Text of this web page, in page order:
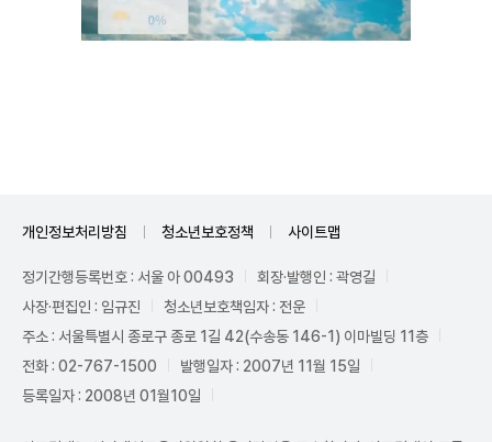
개인정보처리방침 청소년보호정책 사이트맵
정기간행등록번호 : 서울 아 00493
회장·발행인 : 곽영길
사장·편집인 : 임규진
청소년보호책임자 : 전운
주소 : 서울특별시 종로구 종로 1길 42(수송동 146-1) 이마빌딩 11층
전화 : 02-767-1500
발행일자 : 2007년 11월 15일
등록일자 : 2008년 01월10일